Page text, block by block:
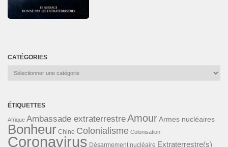
CATÉGORIES
Catégories
ÉTIQUETTES
Afrique Ambassade extraterrestreAmourArmes nucléaires
Bonheur Chine Colonialisme Colonisation
Coronavirus Désarmement nucléaire Extraterrestre(s)